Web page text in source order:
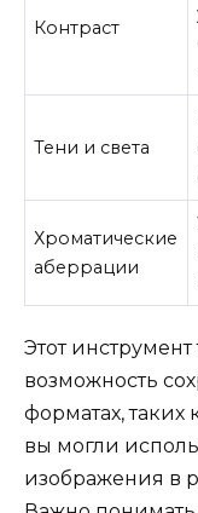
Контраст
Тени и света
Хроматические
аберрации
Этот
возможность
форматах, таких
вы могли
изображения в